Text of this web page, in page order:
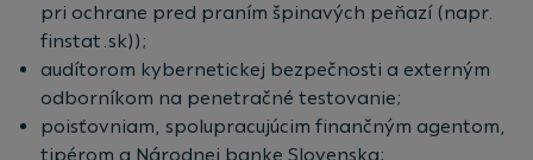
pri ochrane pred praním špinavých peňazí (napr.
finstat.sk));
audítorom kybernetickej bezpečnosti a externým
odborníkom na penetračné testovanie;
poisťovniam, spolupracujúcim finančným agentom,
tipérom a Národnej banke Slovenska;